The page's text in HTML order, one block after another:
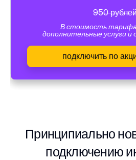
950
В стоимость
дополнительные услуги и
подключить по
Принципиально
подключению